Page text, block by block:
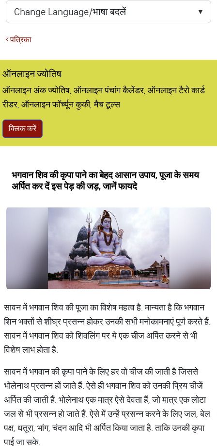
पत्रिका
ऑनलाइन ज्योतिष
ऑनलाइन अंक ज्योतिष, ऑनलाइन पंचांग कैलेंडर, ऑनलाइन टैरो कार्ड
रीडर, ऑनलाइन फॉर्च्यून कुकी, मैच टूल्स
क्लिक करें
भगवान शिव की कृपा पाने का बेहद आसान उपाय, पूजा के समय
अर्पित कर दें इस पेड़ की जड़, जानें फायदे
सावन में भगवान शिव की पूजा का विशेष महत्व है. मान्यता है कि भगवान
शिन भक्तों से शीघ्र प्रसन्न होकर उनकी सभी मनोकामनाएं पूर्ण करते हैं.
सावन में भगवान शिव को शिवलिंग पर ये एक चीज अर्पित करने से भी
विशेष लाभ होता है.
सावन में भगवान की कृपा पाने के लिए हर वो चीज की जाती है जिससे
भोलेनाथ प्रसन्न हों जाते हैं. ऐसे ही भगवान शिव को उनकी प्रिय चीजें
अर्पित की जाती हैं. भोलेनाथ एक मात्र ऐसे देवता हैं, जो मात्र एक लोटा
जल से भी प्रसन्न हो जाते हैं. ऐसे में उन्हें प्रसन्न करने के लिए जल, बेल
पक्ष, धतूरा, भांग, चंदन आदि भी अर्पित किया जाता है. ताकि उनकी कृपा
पाई जा सके.